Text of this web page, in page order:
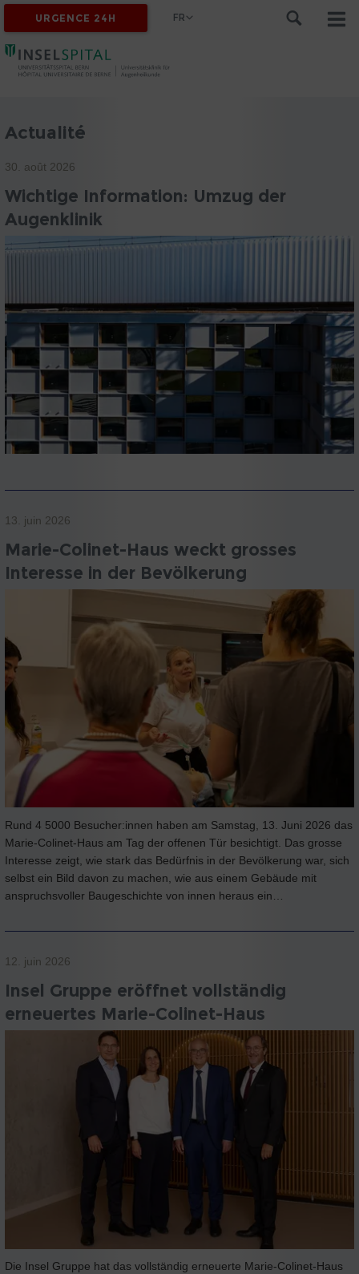
URGENCE 24H FR
Actualité
30. août 2026
Wichtige Information: Umzug der
Augenklinik
13. juin 2026
Marie-Colinet-Haus weckt grosses
Interesse in der Bevölkerung
Rund 4 5000 Besucher:innen haben am Samstag, 13. Juni 2026 das
Marie-Colinet-Haus am Tag der offenen Tür besichtigt. Das grosse
Interesse zeigt, wie stark das Bedürfnis in der Bevölkerung war, sich
selbst ein Bild davon zu machen, wie aus einem Gebäude mit
anspruchsvoller Baugeschichte von innen heraus ein…
12. juin 2026
Insel Gruppe eröffnet vollständig
erneuertes Marie-Colinet-Haus
Die Insel Gruppe hat das vollständig erneuerte Marie-Colinet-Haus